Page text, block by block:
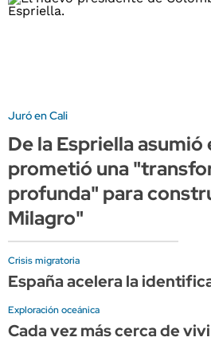
Juró en Cali
De la Espriella
prometió una
profunda" para
Milagro"
Crisis migratoria
España acelera la
Exploración oceánica
Cada vez más cerca de